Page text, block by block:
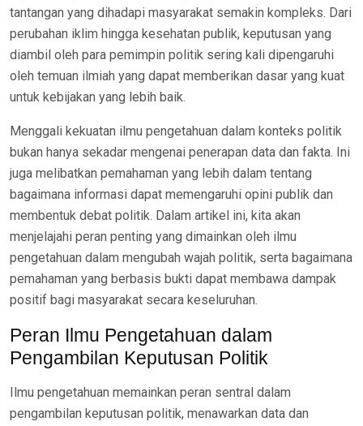
tantangan yang dihadapi masyarakat semakin kompleks. Dari
perubahan iklim hingga kesehatan publik, keputusan yang
diambil oleh para pemimpin politik sering kali dipengaruhi
oleh temuan ilmiah yang dapat memberikan dasar yang kuat
untuk kebijakan yang lebih baik.
Menggali kekuatan ilmu pengetahuan dalam konteks politik
bukan hanya sekadar mengenai penerapan data dan fakta. Ini
juga melibatkan pemahaman yang lebih dalam tentang
bagaimana informasi dapat memengaruhi opini publik dan
membentuk debat politik. Dalam artikel ini, kita akan
menjelajahi peran penting yang dimainkan oleh ilmu
pengetahuan dalam mengubah wajah politik, serta bagaimana
pemahaman yang berbasis bukti dapat membawa dampak
positif bagi masyarakat secara keseluruhan.
Peran Ilmu Pengetahuan dalam
Pengambilan Keputusan Politik
Ilmu pengetahuan memainkan peran sentral dalam
pengambilan keputusan politik, menawarkan data dan